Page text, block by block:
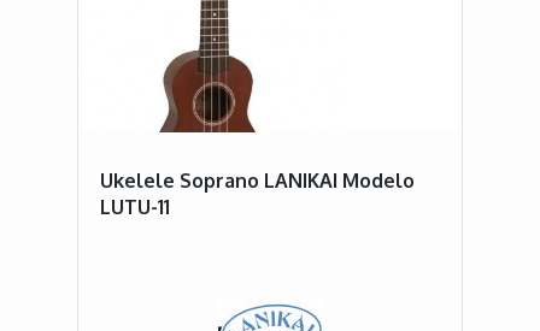
Ukelele Soprano LANIKAI Modelo
LUTU-11